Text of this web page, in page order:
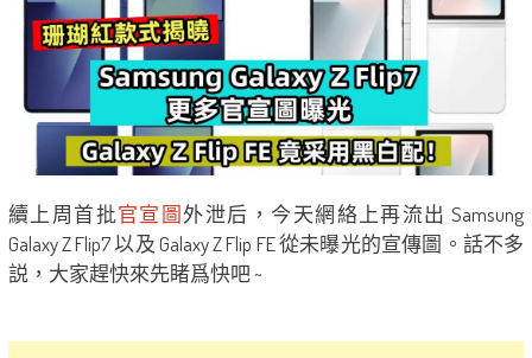
續上周首批官宣圖外泄后，今天網絡上再流出 Samsung
Galaxy Z Flip7 以及 Galaxy Z Flip FE 從未曝光的宣傳圖。話不多
説，大家趕快來先睹爲快吧 ~